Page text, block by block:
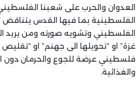
العدوان والحرب على شعبنا
الفلسطينية بما فيها القدس يتناقض
الفلسطيني وتشويه صورته ومن يريد
فلسطيني عرضة للجوع والحرمان دون
والغذائية.